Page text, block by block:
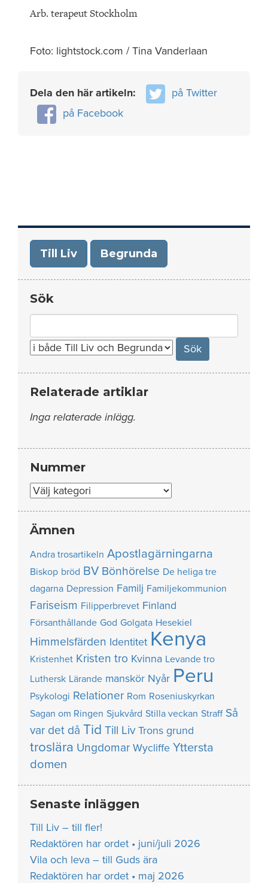
Arb. terapeut Stockholm
Foto: lightstock.com / Tina Vanderlaan
Dela den här artikeln:
på Twitter
på Facebook
Till Liv Begrunda
Sök
for:
Relaterade artiklar
Inga relaterade inlägg.
Nummer
Nummer
Ämnen
Andra trosartikeln Apostlagärningarna
Biskop bröd BV Bönhörelse De heliga tre
dagarna Depression Familj Familjekommunion
Fariseism Filipperbrevet Finland
Försanthållande God Golgata Hesekiel
Himmelsfärden Identitet Kenya
Kristenhet Kristen tro Kvinna Levande tro
Luthersk Lärande manskör Nyår Peru
Psykologi Relationer Rom Roseniuskyrkan
Sagan om Ringen Sjukvård Stilla veckan Straff Så
var det då Tid Till Liv Trons grund
troslära Ungdomar Wycliffe Yttersta
domen
Senaste inläggen
Till Liv – till fler!
Redaktören har ordet • juni/juli 2026
Vila och leva – till Guds ära
Redaktören har ordet • maj 2026